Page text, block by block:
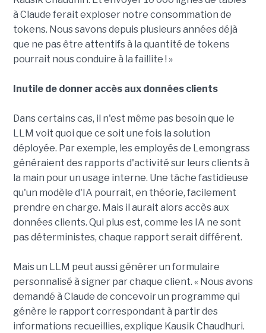
à Claude ferait exploser notre consommation de
tokens. Nous savons depuis plusieurs années déjà
que ne pas être attentifs à la quantité de tokens
pourrait nous conduire à la faillite ! »
Inutile de donner accès aux données clients
Dans certains cas, il n'est même pas besoin que le
LLM voit quoi que ce soit une fois la solution
déployée. Par exemple, les employés de Lemongrass
généraient des rapports d'activité sur leurs clients à
la main pour un usage interne. Une tâche fastidieuse
qu'un modèle d'IA pourrait, en théorie, facilement
prendre en charge. Mais il aurait alors accès aux
données clients. Qui plus est, comme les IA ne sont
pas déterministes, chaque rapport serait différent.
Mais un LLM peut aussi générer un formulaire
personnalisé à signer par chaque client. « Nous avons
demandé à Claude de concevoir un programme qui
génère le rapport correspondant à partir des
informations recueillies, explique Kausik Chaudhuri.